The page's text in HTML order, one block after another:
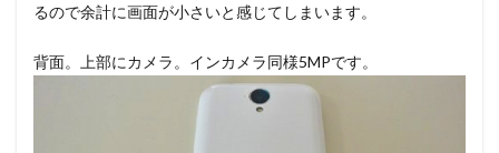
るので余計に画面が小さいと感じてしまいます。
背面。上部にカメラ。インカメラ同様5MPです。